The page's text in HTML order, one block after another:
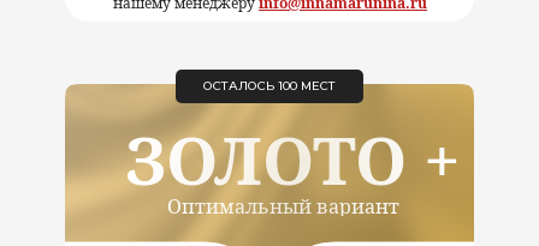
ЗОЛОТО +
Оптимальный вариант
ОСТАЛОСЬ 100 МЕСТ